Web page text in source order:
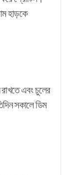
হাড়কে
এবং চুলের
সকালে ডিম